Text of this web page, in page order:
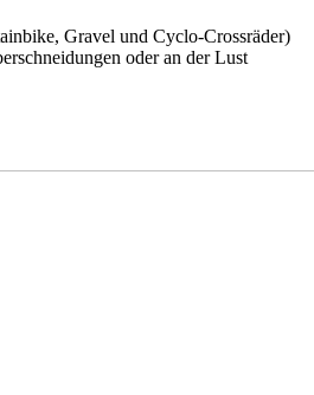
Gravel und Cyclo-Crossräder)
oder an der Lust